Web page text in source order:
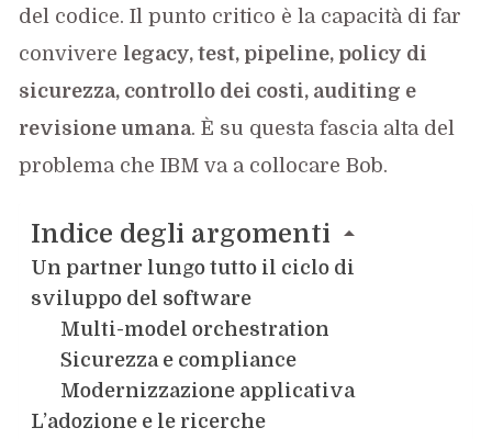
del codice. Il punto critico è la capacità di far
convivere legacy, test, pipeline, policy di
sicurezza, controllo dei costi, auditing e
revisione umana. È su questa fascia alta del
problema che IBM va a collocare Bob.
Indice degli argomenti
Un partner lungo tutto il ciclo di
sviluppo del software
Multi-model orchestration
Sicurezza e compliance
Modernizzazione applicativa
L’adozione e le ricerche